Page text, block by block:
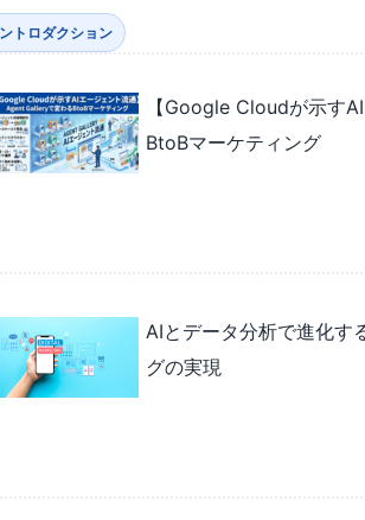
トロダクション
【Google Cloudが示す
BtoBマーケティング
AIとデータ分析で進化す
グの実現